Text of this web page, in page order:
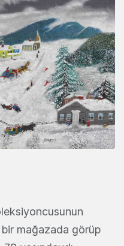
bir mağazada görüp